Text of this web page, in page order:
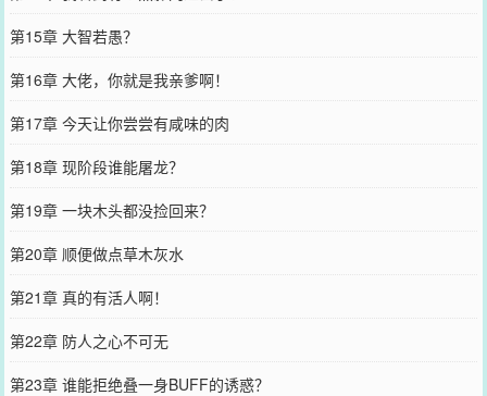
第15章 大智若愚？
第16章 大佬，你就是我亲爹啊！
第17章 今天让你尝尝有咸味的肉
第18章 现阶段谁能屠龙？
第19章 一块木头都没捡回来？
第20章 顺便做点草木灰水
第21章 真的有活人啊！
第22章 防人之心不可无
第23章 谁能拒绝叠一身BUFF的诱惑？